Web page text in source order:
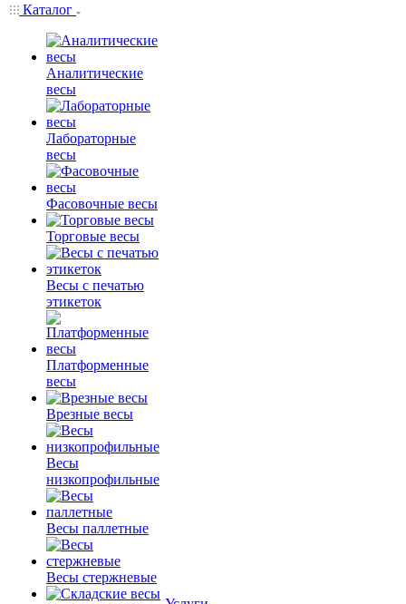
Каталог
Аналитические
весы
Лабораторные
весы
Фасовочные весы
Торговые весы
Весы с печатью
этикеток
Платформенные
весы
Врезные весы
Весы
низкопрофильные
Весы паллетные
Весы стержневые